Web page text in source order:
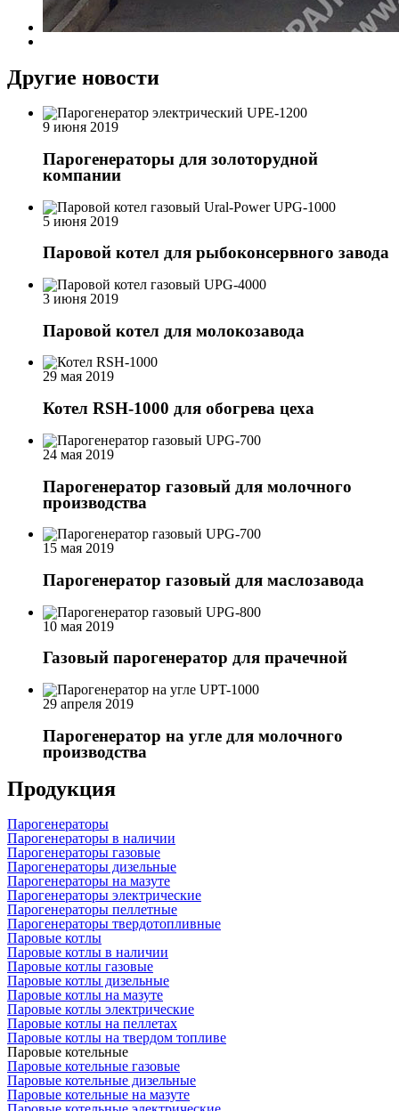
Другие новости
9 июня 2019
Парогенераторы для золоторудной
компании
5 июня 2019
Паровой котел для рыбоконсервного завода
3 июня 2019
Паровой котел для молокозавода
29 мая 2019
Котел RSH-1000 для обогрева цеха
24 мая 2019
Парогенератор газовый для молочного
производства
15 мая 2019
Парогенератор газовый для маслозавода
10 мая 2019
Газовый парогенератор для прачечной
29 апреля 2019
Парогенератор на угле для молочного
производства
Продукция
Парогенераторы
Парогенераторы в наличии
Парогенераторы газовые
Парогенераторы дизельные
Парогенераторы на мазуте
Парогенераторы электрические
Парогенераторы пеллетные
Парогенераторы твердотопливные
Паровые котлы
Паровые котлы в наличии
Паровые котлы газовые
Паровые котлы дизельные
Паровые котлы на мазуте
Паровые котлы электрические
Паровые котлы на пеллетах
Паровые котлы на твердом топливе
Паровые котельные
Паровые котельные газовые
Паровые котельные дизельные
Паровые котельные на мазуте